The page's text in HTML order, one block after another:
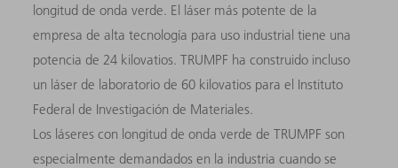
longitud de onda verde. El láser más potente de la
empresa de alta tecnología para uso industrial tiene una
potencia de 24 kilovatios. TRUMPF ha construido incluso
un láser de laboratorio de 60 kilovatios para el Instituto
Federal de Investigación de Materiales.
Los láseres con longitud de onda verde de TRUMPF son
especialmente demandados en la industria cuando se